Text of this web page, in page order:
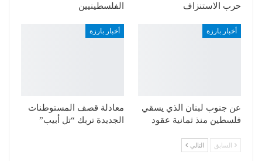
حرب الاستنزاف
الفلسطينيين
أخبار بارزة
عن جنوب لبنان الذي يسقي
فلسطين منذ ثمانية عقود
أخبار بارزة
معادلة قصف المستوطنات
الجديدة تربك “تل أبيب”
السابق التالي